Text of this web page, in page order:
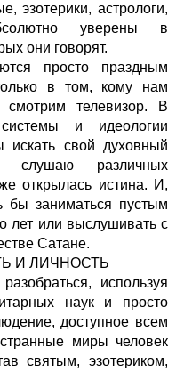
эзотерики, астрологи,
уверены в
они говорят.
просто праздным
в том, кому нам
телевизор. В
и идеологии
свой духовный
различных
открылась истина. И,
бы заниматься пустым
лет или выслушивать с
Сатане.
И ЛИЧНОСТЬ
используя
наук и просто
доступное всем
миры человек
святым, эзотериком,